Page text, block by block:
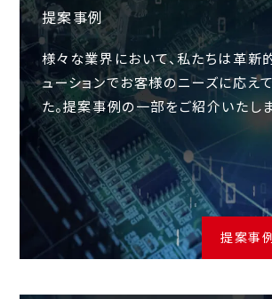
提案事例
様々な業界において、私たちは革新
ューションでお客様のニーズに応え
た。提案事例の一部をご紹介いたしま
提案事